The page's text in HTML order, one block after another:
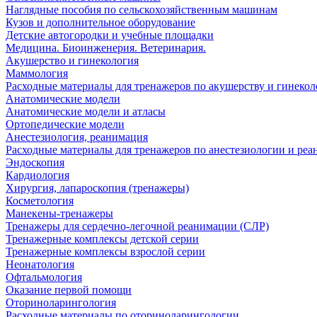
Наглядные пособия по сельскохозяйственным машинам
Кузов и дополнительное оборудование
Детские автогородки и учебные площадки
Медицина. Биоинженерия. Ветеринария.
Акушерство и гинекология
Маммология
Расходные материалы для тренажеров по акушерству и
Анатомические модели
Анатомические модели и атласы
Ортопедические модели
Анестезиология, реанимация
Расходные материалы для тренажеров по анестезиологии и
Эндоскопия
Кардиология
Хирургия, лапароскопия (тренажеры)
Косметология
Манекены-тренажеры
Тренажеры для сердечно-легочной реанимации (СЛР)
Тренажерные комплексы детской серии
Тренажерные комплексы взрослой серии
Неонатология
Офтальмология
Оказание первой помощи
Оториноларингология